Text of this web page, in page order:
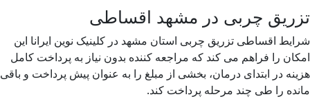
تزریق چربی در مشهد اقساطی
شرایط اقساطی تزریق چربی استان مشهد در کلینیک نوین ایرانا این
امکان را فراهم می کند که مراجعه کننده بدون نیاز به پرداخت کامل
هزینه در ابتدای درمان، بخشی از مبلغ را به عنوان پیش پرداخت و باقی
مانده را طی چند مرحله پرداخت کند.